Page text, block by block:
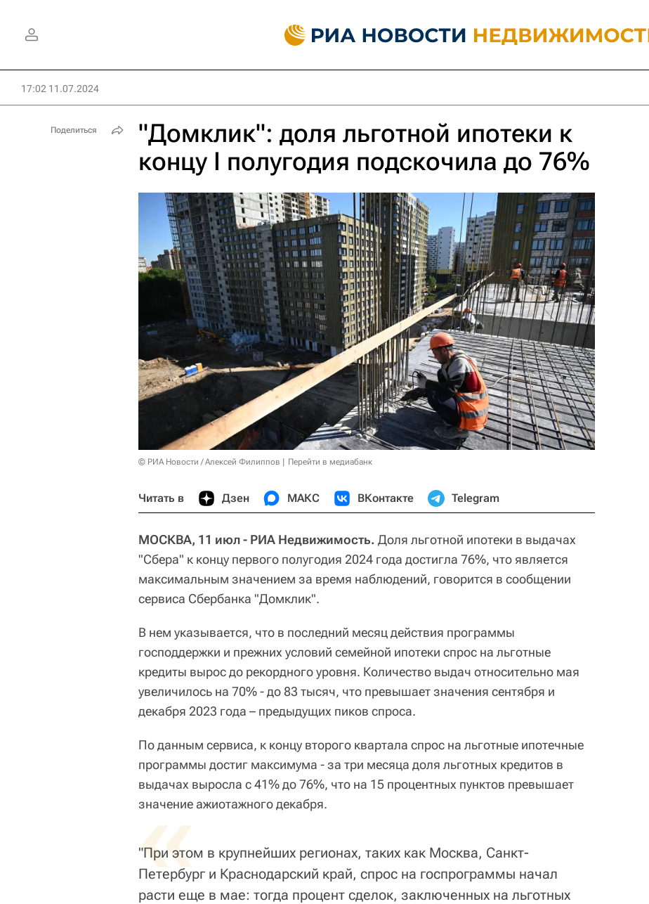
17:02 11.07.2024
"Домклик": доля льготной ипотеки к
концу I полугодия подскочила до 76%
© РИА Новости / Алексей Филиппов Перейти в медиабанк
Читать в Дзен МАКС ВКонтакте Telegram
МОСКВА, 11 июл - РИА Недвижимость. Доля льготной ипотеки в выдачах
"Сбера" к концу первого полугодия 2024 года достигла 76%, что является
максимальным значением за время наблюдений, говорится в сообщении
сервиса Сбербанка "Домклик".
В нем указывается, что в последний месяц действия программы
господдержки и прежних условий семейной ипотеки спрос на льготные
кредиты вырос до рекордного уровня. Количество выдач относительно мая
увеличилось на 70% - до 83 тысяч, что превышает значения сентября и
декабря 2023 года – предыдущих пиков спроса.
По данным сервиса, к концу второго квартала спрос на льготные ипотечные
программы достиг максимума - за три месяца доля льготных кредитов в
выдачах выросла с 41% до 76%, что на 15 процентных пунктов превышает
значение ажиотажного декабря.
«
"При этом в крупнейших регионах, таких как Москва, Санкт-
Петербург и Краснодарский край, спрос на госпрограммы начал
расти еще в мае: тогда процент сделок, заключенных на льготных
Поделиться